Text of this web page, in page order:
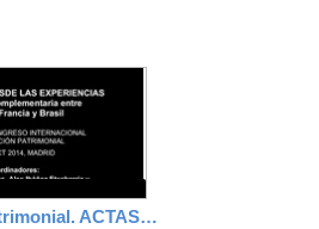
Educación Patrimonial. ACTAS II CONGRESO INTERNACIONAL EDUCACIÓN PATRIMONIAL